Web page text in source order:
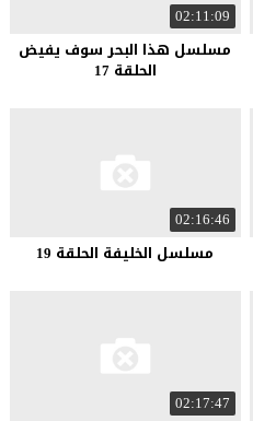
02:11:09
مسلسل هذا البحر سوف يفيض
الحلقة 17
02:16:46
مسلسل الخليفة الحلقة 19
02:17:47